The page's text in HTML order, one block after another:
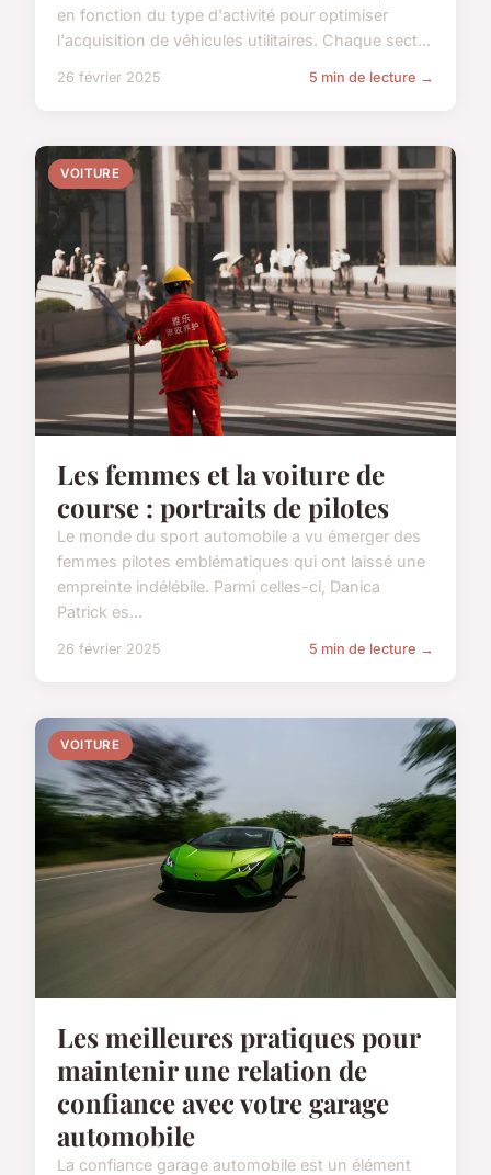
en fonction du type d'activité pour optimiser
l'acquisition de véhicules utilitaires. Chaque sect...
26 février 2025 5 min de lecture →
VOITURE
Les femmes et la voiture de
course : portraits de pilotes
Le monde du sport automobile a vu émerger des
femmes pilotes emblématiques qui ont laissé une
empreinte indélébile. Parmi celles-ci, Danica
Patrick es...
26 février 2025 5 min de lecture →
VOITURE
Les meilleures pratiques pour
maintenir une relation de
confiance avec votre garage
automobile
La confiance garage automobile est un élément